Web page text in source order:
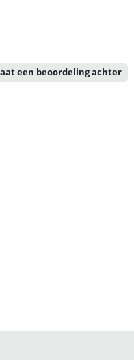
een beoordeling achter